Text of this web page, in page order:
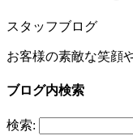
スタッフブログ
お客様の素敵な笑顔
ブログ内検索
検索: